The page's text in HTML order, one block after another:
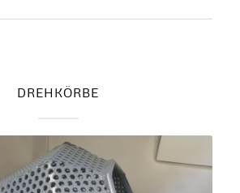
DREHKÖRBE